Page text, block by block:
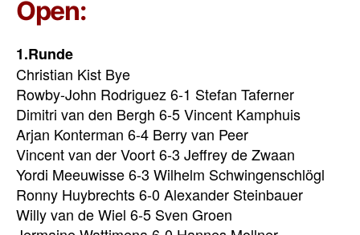
Open:
1.Runde
Christian Kist Bye
Rowby-John Rodriguez 6-1 Stefan Taferner
Dimitri van den Bergh 6-5 Vincent Kamphuis
Arjan Konterman 6-4 Berry van Peer
Vincent van der Voort 6-3 Jeffrey de Zwaan
Yordi Meeuwisse 6-3 Wilhelm Schwingenschlögl
Ronny Huybrechts 6-0 Alexander Steinbauer
Willy van de Wiel 6-5 Sven Groen